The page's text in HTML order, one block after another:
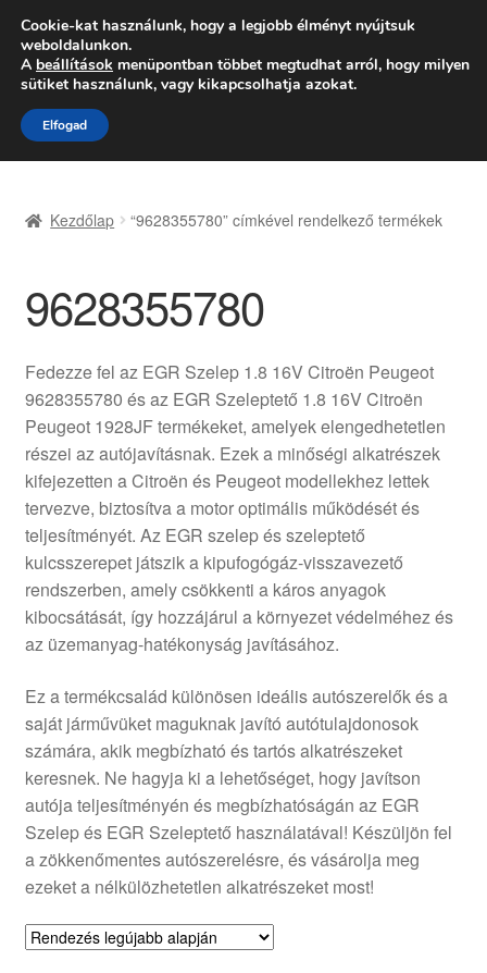
SZÁLLÍTÁS 2618 Ft-tól
Hétfő-Péntek 9:00–16:0006 80 088 054
Ugrás
a
navigációhoz
Kilépés
a
tartalomba
Adatvédelmi irányelvek
Felhasználási feltételek
Kifizetések
Panasz
Panaszkezelési szabályzat
Pénztár
Rólunk
Saját fiókom
Szállítás
Szállítás világszerte
Szekér
Kezdőlap “9628355780” címkével rendelkező termékek
9628355780
Fedezze fel az EGR Szelep 1.8 16V Citroën Peugeot
9628355780 és az EGR Szeleptető 1.8 16V Citroën
Peugeot 1928JF termékeket, amelyek elengedhetetlen
részei az autójavításnak. Ezek a minőségi alkatrészek
kifejezetten a Citroën és Peugeot modellekhez lettek
tervezve, biztosítva a motor optimális működését és
teljesítményét. Az EGR szelep és szeleptető
kulcsszerepet játszik a kipufogógáz-visszavezető
rendszerben, amely csökkenti a káros anyagok
kibocsátását, így hozzájárul a környezet védelméhez és
az üzemanyag-hatékonyság javításához.
Ez a termékcsalád különösen ideális autószerelők és a
saját járművüket maguknak javító autótulajdonosok
számára, akik megbízható és tartós alkatrészeket
keresnek. Ne hagyja ki a lehetőséget, hogy javítson
autója teljesítményén és megbízhatóságán az EGR
Szelep és EGR Szeleptető használatával! Készüljön fel
a zökkenőmentes autószerelésre, és vásárolja meg
ezeket a nélkülözhetetlen alkatrészeket most!
Cookie-kat használunk, hogy a legjobb élményt nyújtsuk
weboldalunkon.
A beállítások menüpontban többet megtudhat arról, hogy milyen
sütiket használunk, vagy kikapcsolhatja azokat.
Elfogad